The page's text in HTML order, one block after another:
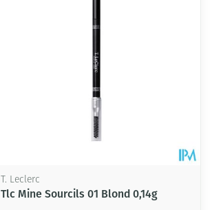
T. Leclerc
Tlc Mine Sourcils 01 Blond 0,14g